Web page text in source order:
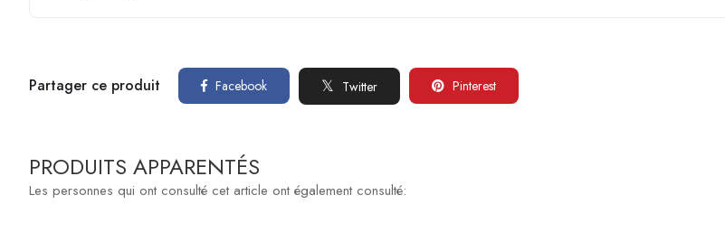
Partager ce produit Facebook Twitter Pinterest
PRODUITS APPARENTÉS
Les personnes qui ont consulté cet article ont également consulté: